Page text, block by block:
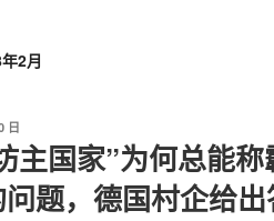
2月
日
主国家”为何总能
题，德国村企给